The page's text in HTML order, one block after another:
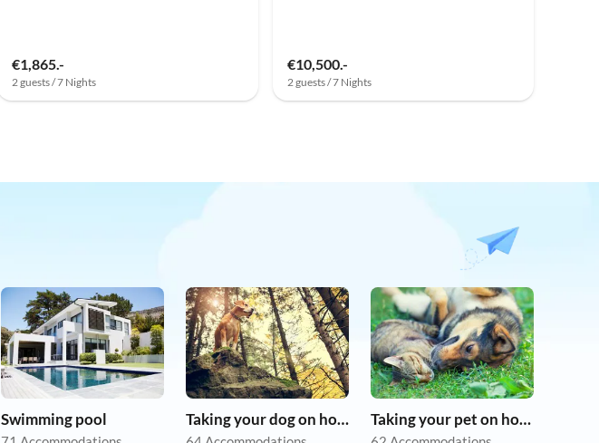
€1,865.-
2 guests / 7 Nights
€10,500.-
2 guests / 7 Nights
Swimming pool Taking your dog on holiday Taking your pet on holiday